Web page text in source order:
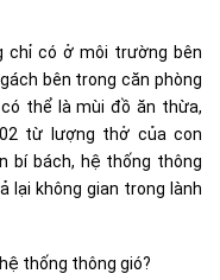
chỉ có ở môi trường bên
bên trong căn phòng
thể là mùi đồ ăn thừa,
từ lượng thở của con
bí bách, hệ thống thông
lại không gian trong lành